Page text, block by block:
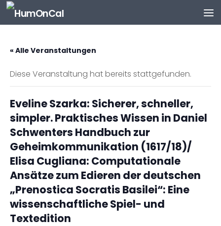
Zum Inhalt springen
« Alle Veranstaltungen
Diese Veranstaltung hat bereits stattgefunden.
Eveline Szarka: Sicherer, schneller,
simpler. Praktisches Wissen in Daniel
Schwenters Handbuch zur
Geheimkommunikation (1617/18)/
Elisa Cugliana: Computationale
Ansätze zum Edieren der deutschen
„Prenostica Socratis Basilei“: Eine
wissenschaftliche Spiel- und
Textedition